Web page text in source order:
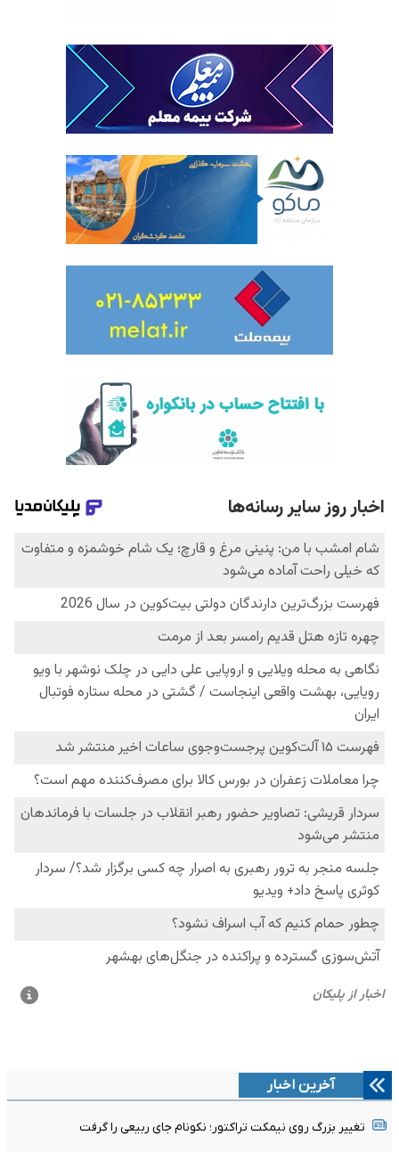
آخرین اخبار
تغییر بزرگ روی نیمکت تراکتور؛ نکونام جای ربیعی را گرفت